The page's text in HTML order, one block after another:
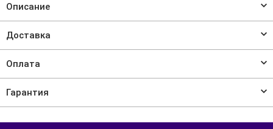
Описание
Доставка
Оплата
Гарантия